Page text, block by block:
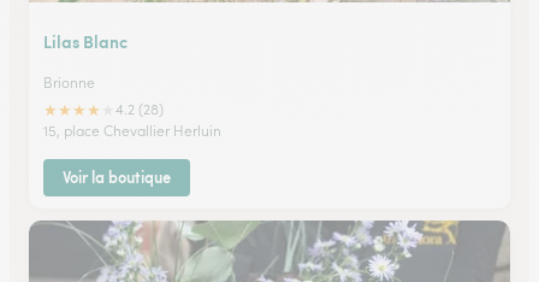
Lilas Blanc
Brionne
★★★★
4.2 (28)
15, place Chevallier Herluin
Voir la boutique